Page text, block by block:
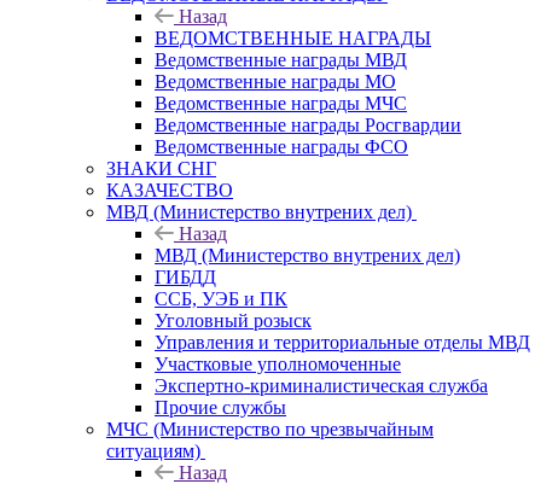
Назад
ВЕДОМСТВЕННЫЕ НАГРАДЫ
Ведомственные награды МВД
Ведомственные награды МО
Ведомственные награды МЧС
Ведомственные награды Росгвардии
Ведомственные награды ФСО
ЗНАКИ СНГ
КАЗАЧЕСТВО
МВД (Министерство внутрених дел)
Назад
МВД (Министерство внутрених дел)
ГИБДД
ССБ, УЭБ и ПК
Уголовный розыск
Управления и территориальные отделы МВД
Участковые уполномоченные
Экспертно-криминалистическая служба
Прочие службы
МЧС (Министерство по чрезвычайным
ситуациям)
Назад